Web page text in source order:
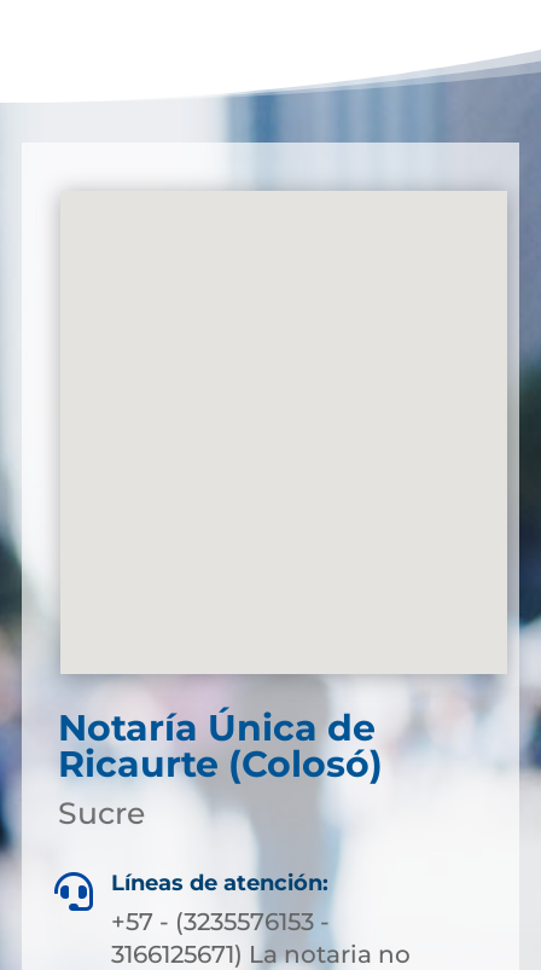
Notaría Única de
Ricaurte (Colosó)
Sucre
 Líneas de atención:
+57 - (3235576153 -
3166125671) La notaria no